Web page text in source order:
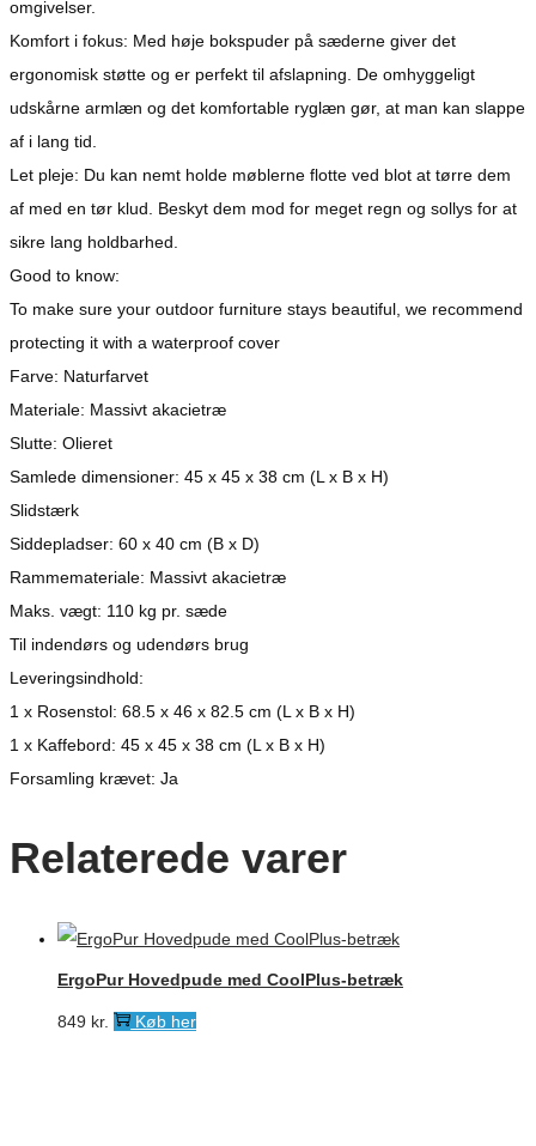
omgivelser.
Komfort i fokus: Med høje bokspuder på sæderne giver det
ergonomisk støtte og er perfekt til afslapning. De omhyggeligt
udskårne armlæn og det komfortable ryglæn gør, at man kan slappe
af i lang tid.
Let pleje: Du kan nemt holde møblerne flotte ved blot at tørre dem
af med en tør klud. Beskyt dem mod for meget regn og sollys for at
sikre lang holdbarhed.
Good to know:
To make sure your outdoor furniture stays beautiful, we recommend
protecting it with a waterproof cover
Farve: Naturfarvet
Materiale: Massivt akacietræ
Slutte: Olieret
Samlede dimensioner: 45 x 45 x 38 cm (L x B x H)
Slidstærk
Siddepladser: 60 x 40 cm (B x D)
Rammemateriale: Massivt akacietræ
Maks. vægt: 110 kg pr. sæde
Til indendørs og udendørs brug
Leveringsindhold:
1 x Rosenstol: 68.5 x 46 x 82.5 cm (L x B x H)
1 x Kaffebord: 45 x 45 x 38 cm (L x B x H)
Forsamling krævet: Ja
Relaterede varer
ErgoPur Hovedpude med CoolPlus-betræk
849 kr. Køb her